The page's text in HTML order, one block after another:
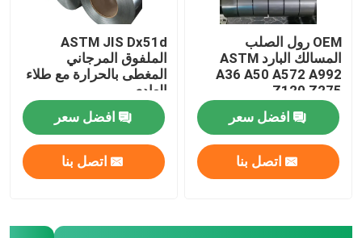
شريط زاوية من الصلب الكربوني
أشرطة الفولاذ الكربوني
صفيحة صفيحة من الفولاذ الكربوني
أنابيب الفولاذ الأنابيب
أنبوب مواسير الفولاذ المقاوم للصدأ
OEM رول الصلب
المسالك البارد ASTM
A36 A50 A572 A992
Z120 Z275
افضل سعر
اتصل بنا
ASTM JIS Dx51d
الملفوق المرجاني
المغطى بالحرارة مع طلاء
العادي
افضل سعر
اتصل بنا